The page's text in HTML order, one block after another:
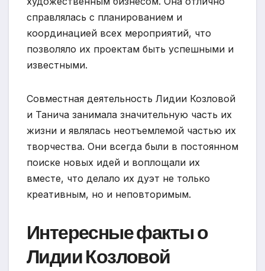
справлялась с планированием и
координацией всех мероприятий, что
позволяло их проектам быть успешными и
известными.
Совместная деятельность Лидии Козловой
и Танича занимала значительную часть их
жизни и являлась неотъемлемой частью их
творчества. Они всегда были в постоянном
поиске новых идей и воплощали их
вместе, что делало их дуэт не только
креативным, но и неповторимым.
Интересные факты о
Лидии Козловой